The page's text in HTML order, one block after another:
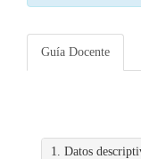
Guía Docente
1. Datos